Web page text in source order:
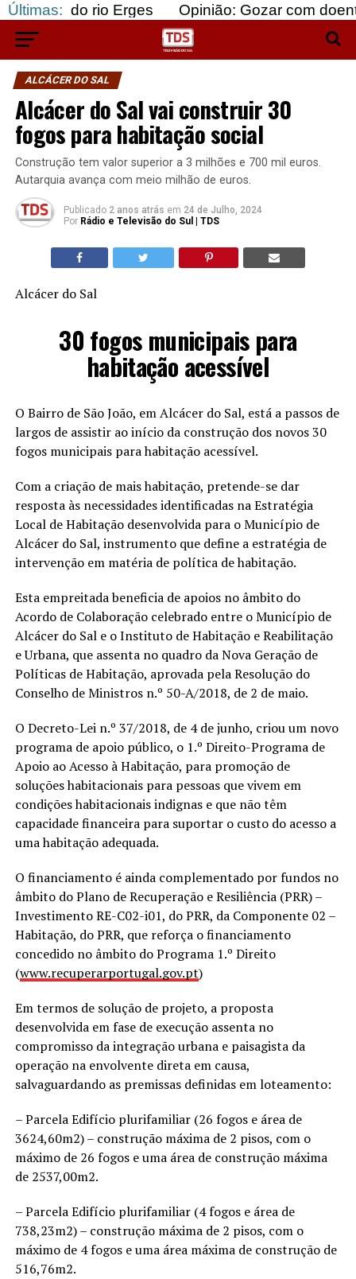
Últimas:
rio Erges Opinião: Gozar com doentes e
ALCÁCER DO SAL
Alcácer do Sal vai construir 30
fogos para habitação social
Construção tem valor superior a 3 milhões e 700 mil euros.
Autarquia avança com meio milhão de euros.
Publicado 2 anos atrás em 24 de Julho, 2024
Por Rádio e Televisão do Sul | TDS
Alcácer do Sal
30 fogos municipais para
habitação acessível
O Bairro de São João, em Alcácer do Sal, está a passos de
largos de assistir ao início da construção dos novos 30
fogos municipais para habitação acessível.
Com a criação de mais habitação, pretende-se dar
resposta às necessidades identificadas na Estratégia
Local de Habitação desenvolvida para o Município de
Alcácer do Sal, instrumento que define a estratégia de
intervenção em matéria de política de habitação.
Esta empreitada beneficia de apoios no âmbito do
Acordo de Colaboração celebrado entre o Município de
Alcácer do Sal e o Instituto de Habitação e Reabilitação
e Urbana, que assenta no quadro da Nova Geração de
Políticas de Habitação, aprovada pela Resolução do
Conselho de Ministros n.º 50-A/2018, de 2 de maio.
O Decreto-Lei n.º 37/2018, de 4 de junho, criou um novo
programa de apoio público, o 1.º Direito-Programa de
Apoio ao Acesso à Habitação, para promoção de
soluções habitacionais para pessoas que vivem em
condições habitacionais indignas e que não têm
capacidade financeira para suportar o custo do acesso a
uma habitação adequada.
O financiamento é ainda complementado por fundos no
âmbito do Plano de Recuperação e Resiliência (PRR) –
Investimento RE-C02-i01, do PRR, da Componente 02 –
Habitação, do PRR, que reforça o financiamento
concedido no âmbito do Programa 1.º Direito
(www.recuperarportugal.gov.pt)
Em termos de solução de projeto, a proposta
desenvolvida em fase de execução assenta no
compromisso da integração urbana e paisagista da
operação na envolvente direta em causa,
salvaguardando as premissas definidas em loteamento:
– Parcela Edifício plurifamiliar (26 fogos e área de
3624,60m2) – construção máxima de 2 pisos, com o
máximo de 26 fogos e uma área de construção máxima
de 2537,00m2.
– Parcela Edifício plurifamiliar (4 fogos e área de
738,23m2) – construção máxima de 2 pisos, com o
máximo de 4 fogos e uma área máxima de construção de
516,76m2.